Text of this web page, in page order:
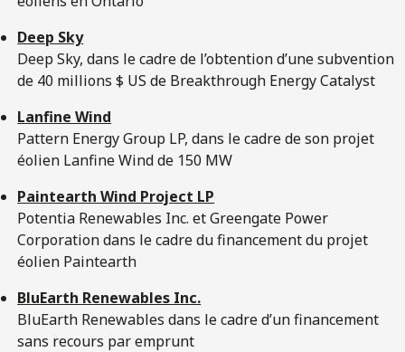
Deep Sky
Deep Sky, dans le cadre de l’obtention d’une subvention
de 40 millions $ US de Breakthrough Energy Catalyst
Lanfine Wind
Pattern Energy Group LP, dans le cadre de son projet
éolien Lanfine Wind de 150 MW
Paintearth Wind Project LP
Potentia Renewables Inc. et Greengate Power
Corporation dans le cadre du financement du projet
éolien Paintearth
BluEarth Renewables Inc.
BluEarth Renewables dans le cadre d’un financement
sans recours par emprunt